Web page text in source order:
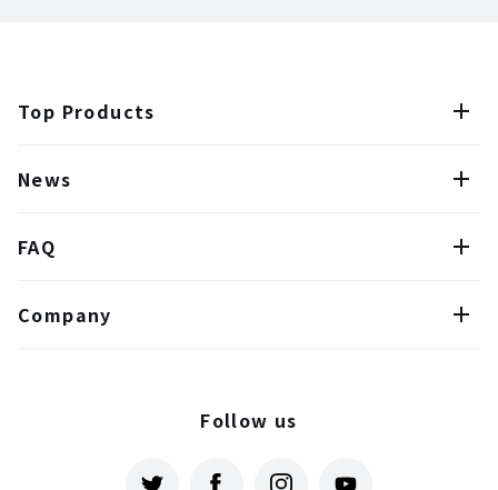
Top Products
News
FAQ
Company
Follow us